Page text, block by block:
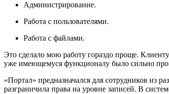
Администрирование.
Работа с пользователями.
Работа с файлами.
Это сделало мою работу гораздо проще.
уже имеющемуся функционалу было сильно
«Портал» предназначался для сотрудников из
разграничила права на уровне записей. В